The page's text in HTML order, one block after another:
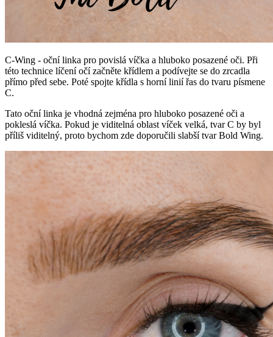
C-Wing - oční linka pro povislá víčka a hluboko posazené oči. Při
této technice líčení očí začněte křídlem a podívejte se do zrcadla
přímo před sebe. Poté spojte křídla s horní linií řas do tvaru písmene
C.
Tato oční linka je vhodná zejména pro hluboko posazené oči a
pokleslá víčka. Pokud je viditelná oblast víček velká, tvar C by byl
příliš viditelný, proto bychom zde doporučili slabší tvar Bold Wing.